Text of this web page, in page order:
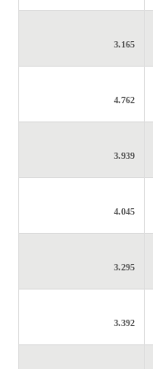
3.165
4.762
3.939
4.045
3.295
3.392